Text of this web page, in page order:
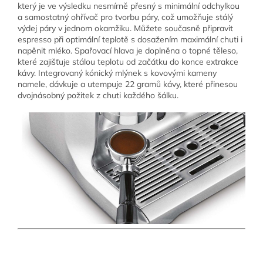
který je ve výsledku nesmírně přesný s minimální odchylkou
a samostatný ohřívač pro tvorbu páry, což umožňuje stálý
výdej páry v jednom okamžiku. Můžete současně připravit
espresso při optimální teplotě s dosažením maximální chuti i
napěnit mléko. Spařovací hlava je doplněna o topné těleso,
které zajišťuje stálou teplotu od začátku do konce extrakce
kávy. Integrovaný kónický mlýnek s kovovými kameny
namele, dávkuje a utempuje 22 gramů kávy, které přinesou
dvojnásobný požitek z chuti každého šálku.